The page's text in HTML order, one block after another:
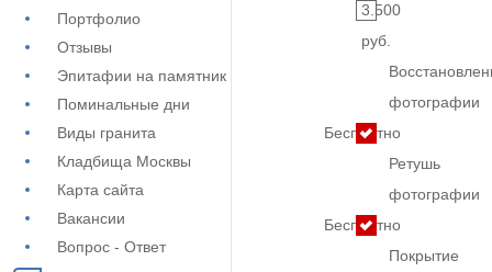
Портфолио
Отзывы
Эпитафии на памятник
Поминальные дни
Виды гранита
Кладбища Москвы
Карта сайта
Вакансии
Вопрос - Ответ
3.500
руб.
фотографии
Бесплатно
Ретушь
фотографии
Бесплатно
Покрытие